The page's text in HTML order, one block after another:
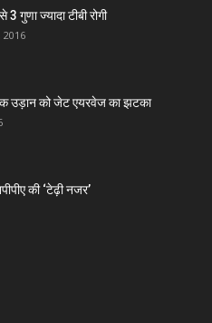
गुणा ज्यादा टीबी रोगी
उड़ान को जेट एयरवेज का झटका
की ‘टेढ़ी नजर’